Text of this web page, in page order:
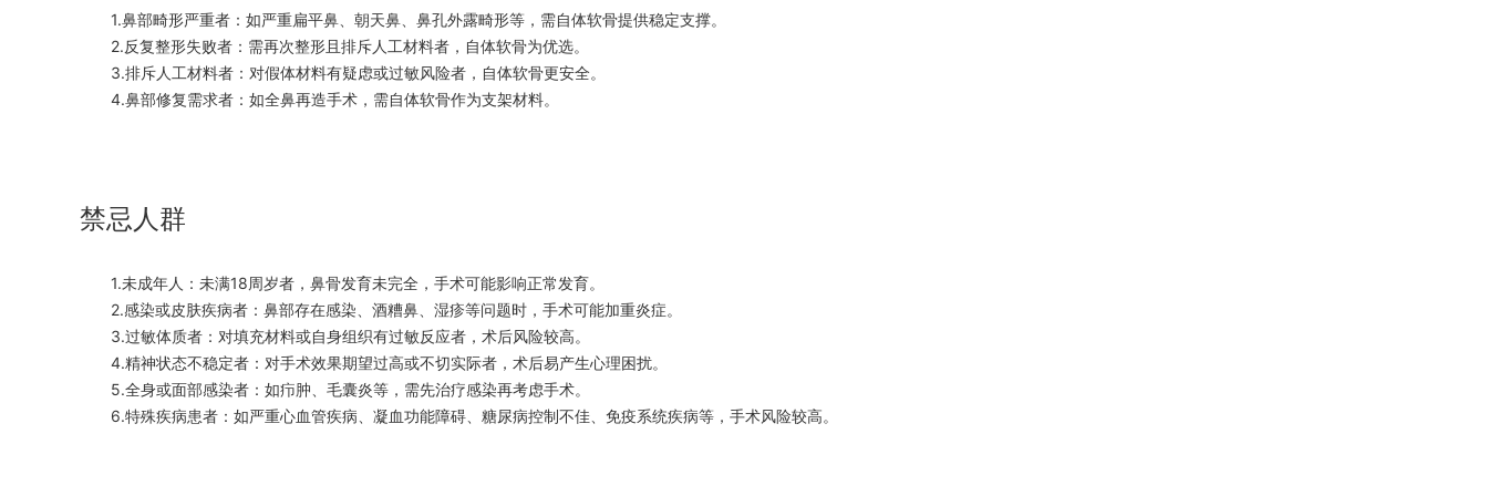
1.鼻部畸形严重者：如严重扁平鼻、朝天鼻、鼻孔外露畸形等，需自体软骨提供稳定支撑。
2.反复整形失败者：需再次整形且排斥人工材料者，自体软骨为优选。
3.排斥人工材料者：对假体材料有疑虑或过敏风险者，自体软骨更安全。
4.鼻部修复需求者：如全鼻再造手术，需自体软骨作为支架材料。
禁忌人群
1.未成年人：未满18周岁者，鼻骨发育未完全，手术可能影响正常发育。
2.感染或皮肤疾病者：鼻部存在感染、酒糟鼻、湿疹等问题时，手术可能加重炎症。
3.过敏体质者：对填充材料或自身组织有过敏反应者，术后风险较高。
4.精神状态不稳定者：对手术效果期望过高或不切实际者，术后易产生心理困扰。
5.全身或面部感染者：如疖肿、毛囊炎等，需先治疗感染再考虑手术。
6.特殊疾病患者：如严重心血管疾病、凝血功能障碍、糖尿病控制不佳、免疫系统疾病等，手术风险较高。